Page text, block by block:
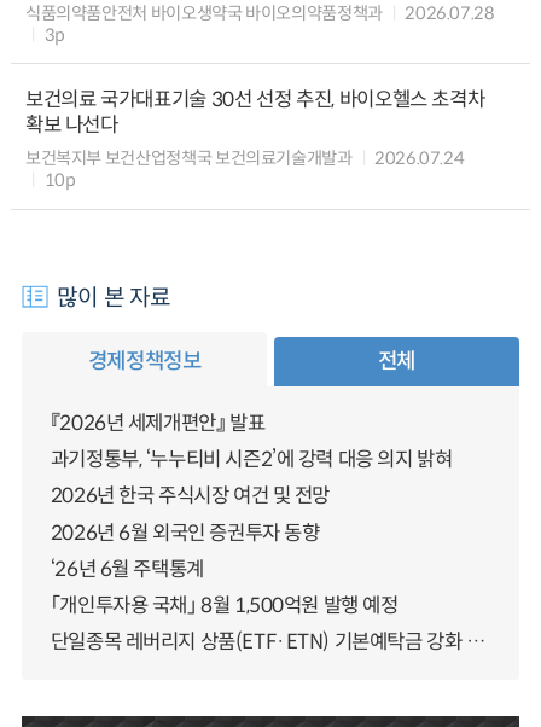
식품의약품안전처 바이오생약국 바이오의약품정책과
2026.07.28
3p
보건의료 국가대표기술 30선 선정 추진, 바이오헬스 초격차
확보 나선다
보건복지부 보건산업정책국 보건의료기술개발과
2026.07.24
10p
많이 본 자료
경제정책정보 전체
『2026년 세제개편안』 발표
과기정통부, ‘누누티비 시즌2’에 강력 대응 의지 밝혀
2026년 한국 주식시장 여건 및 전망
2026년 6월 외국인 증권투자 동향
‘26년 6월 주택통계
「개인투자용 국채」 8월 1,500억원 발행 예정
단일종목 레버리지 상품(ETF·ETN) 기본예탁금 강화 조기시행 방안 안내